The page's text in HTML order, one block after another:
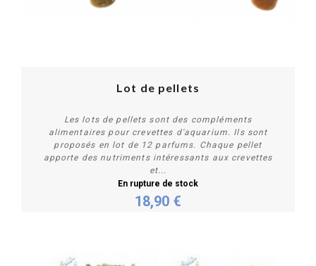
Plus de détails
Lot de pellets
Les lots de pellets sont des compléments
alimentaires pour crevettes d'aquarium. Ils sont
proposés en lot de 12 parfums. Chaque pellet
apporte des nutriments intéressants aux crevettes
et...
En rupture de stock
18,90 €